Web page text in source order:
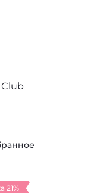
21%